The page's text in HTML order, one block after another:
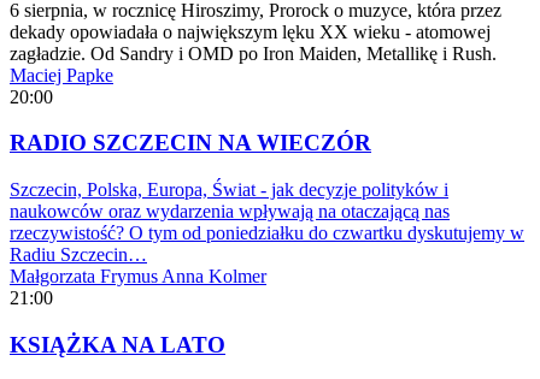
6 sierpnia, w rocznicę Hiroszimy, Prorock o muzyce, która przez
dekady opowiadała o największym lęku XX wieku - atomowej
zagładzie. Od Sandry i OMD po Iron Maiden, Metallikę i Rush.
Maciej Papke
20:00
RADIO SZCZECIN NA WIECZÓR
Szczecin, Polska, Europa, Świat - jak decyzje polityków i
naukowców oraz wydarzenia wpływają na otaczającą nas
rzeczywistość? O tym od poniedziałku do czwartku dyskutujemy w
Radiu Szczecin…
Małgorzata Frymus Anna Kolmer
21:00
KSIĄŻKA NA LATO